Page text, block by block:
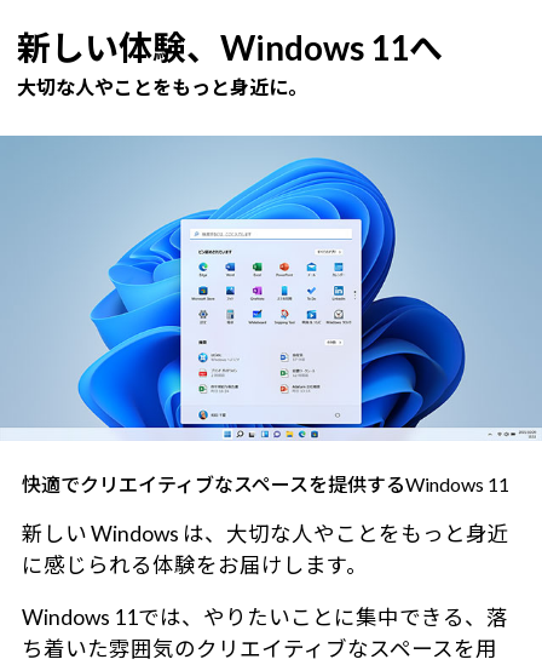
新しい体験、Windows 11へ
大切な人やことをもっと身近に。
快適でクリエイティブなスペースを提供するWindows 11
新しい Windows は、大切な人やことをもっと身近
に感じられる体験をお届けします。
Windows 11では、やりたいことに集中できる、落
ち着いた雰囲気のクリエイティブなスペースを用